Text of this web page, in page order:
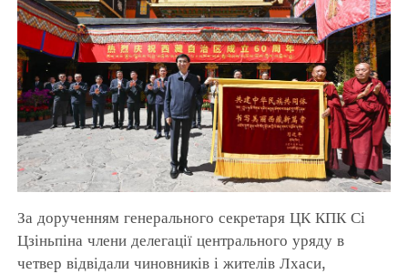
За дорученням генерального секретаря ЦК КПК Сі
Цзіньпіна члени делегації центрального уряду в
четвер відвідали чиновників і жителів Лхаси,